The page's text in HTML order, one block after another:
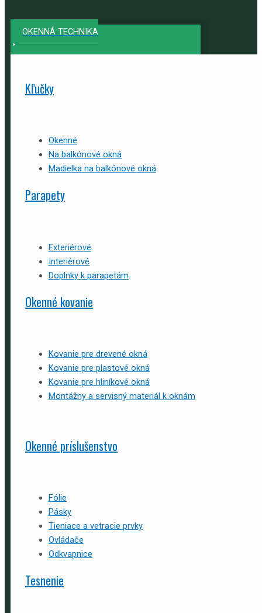
OKENNÁ TECHNIKA
Kľučky
Okenné
Na balkónové okná
Madielka na balkónové okná
Parapety
Exteriérové
Interiérové
Doplnky k parapetám
Okenné kovanie
Kovanie pre drevené okná
Kovanie pre plastové okná
Kovanie pre hliníkové okná
Montážny a servisný materiál k oknám
Okenné príslušenstvo
Fólie
Pásky
Tieniace a vetracie prvky
Ovládače
Odkvapnice
Tesnenie